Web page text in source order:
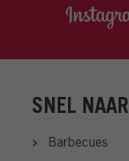
SNEL NAAR
Barbecues